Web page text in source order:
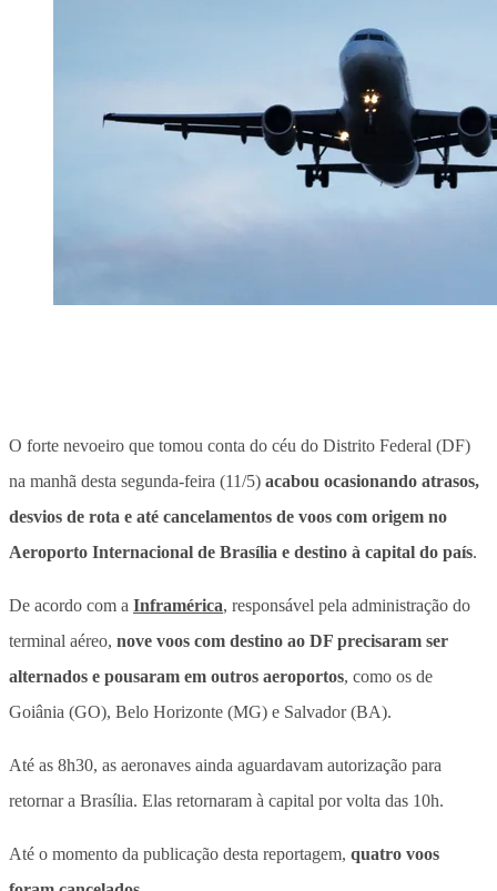
O forte nevoeiro que tomou conta do céu do Distrito Federal (DF)
na manhã desta segunda-feira (11/5) acabou ocasionando atrasos,
desvios de rota e até cancelamentos de voos com origem no
Aeroporto Internacional de Brasília e destino à capital do país.
De acordo com a Inframérica, responsável pela administração do
terminal aéreo, nove voos com destino ao DF precisaram ser
alternados e pousaram em outros aeroportos, como os de
Goiânia (GO), Belo Horizonte (MG) e Salvador (BA).
Até as 8h30, as aeronaves ainda aguardavam autorização para
retornar a Brasília. Elas retornaram à capital por volta das 10h.
Até o momento da publicação desta reportagem, quatro voos